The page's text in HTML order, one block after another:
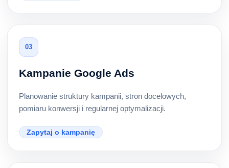
03
Kampanie Google Ads
Planowanie struktury kampanii, stron docelowych,
pomiaru konwersji i regularnej optymalizacji.
Zapytaj o kampanię